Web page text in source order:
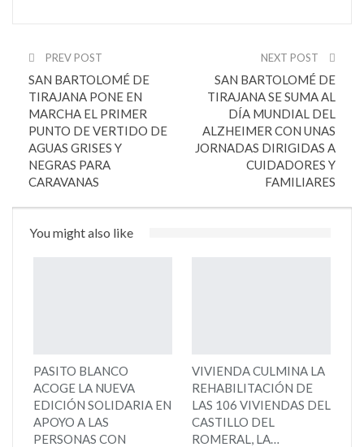
PREV POST
SAN BARTOLOMÉ DE
TIRAJANA PONE EN
MARCHA EL PRIMER
PUNTO DE VERTIDO DE
AGUAS GRISES Y
NEGRAS PARA
CARAVANAS
NEXT POST
SAN BARTOLOMÉ DE
TIRAJANA SE SUMA AL
DÍA MUNDIAL DEL
ALZHEIMER CON UNAS
JORNADAS DIRIGIDAS A
CUIDADORES Y
FAMILIARES
You might also like
PASITO BLANCO
ACOGE LA NUEVA
EDICIÓN SOLIDARIA EN
APOYO A LAS
PERSONAS CON
VIVIENDA CULMINA LA
REHABILITACIÓN DE
LAS 106 VIVIENDAS DEL
CASTILLO DEL
ROMERAL, LA…